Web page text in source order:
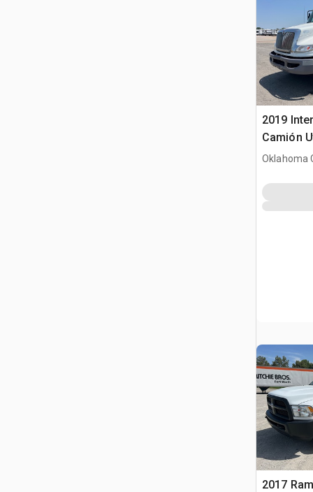
2019
Camión
Oklahoma
2017